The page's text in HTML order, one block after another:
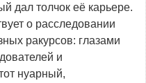
дал толчок её карьере.
о расследовании
ракурсов: глазами
и
нуарный,